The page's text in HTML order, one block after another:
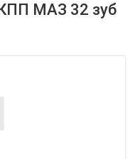
МАЗ 32 зуб